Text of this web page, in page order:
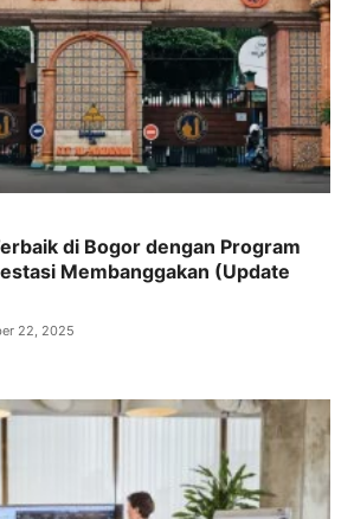
di Bogor dengan Program
Membanggakan (Update
22, 2025